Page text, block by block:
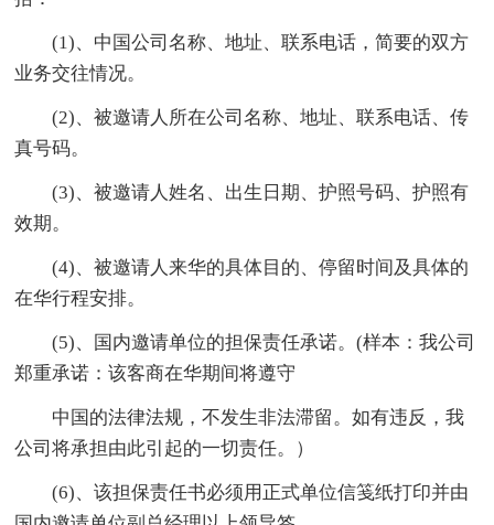
(1)、中国公司名称、地址、联系电话，简要的双方
业务交往情况。
(2)、被邀请人所在公司名称、地址、联系电话、传
真号码。
(3)、被邀请人姓名、出生日期、护照号码、护照有
效期。
(4)、被邀请人来华的具体目的、停留时间及具体的
在华行程安排。
(5)、国内邀请单位的担保责任承诺。(样本：我公司
郑重承诺：该客商在华期间将遵守
中国的法律法规，不发生非法滞留。如有违反，我
公司将承担由此引起的一切责任。）
(6)、该担保责任书必须用正式单位信笺纸打印并由